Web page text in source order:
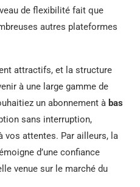
de flexibilité fait que
autres plateformes
attractifs, et la structure
à une large gamme de
un abonnement à bas
sans interruption,
vos attentes. Par ailleurs, la
d’une confiance
venue sur le marché du